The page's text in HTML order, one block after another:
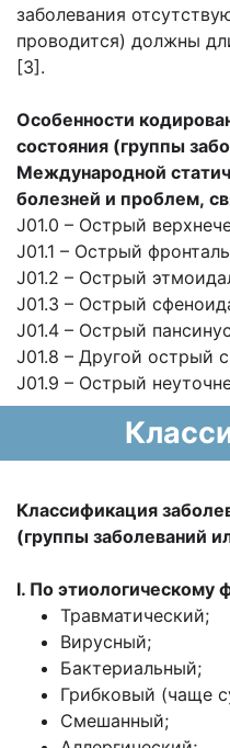
заболевания
проводится) должны
[3].
Особенности
состояния (группы
Международной
болезней и проблем,
J01.0 – Острый
J01.1 – Острый
J01.2 – Острый
J01.3 – Острый
J01.4 – Острый
J01.8 – Другой острый
J01.9 – Острый
Классификация
(группы заболеваний
I. По этиологическому
Травматический;
Вирусный;
Бактериальный;
Грибковый (чаще
Смешанный;